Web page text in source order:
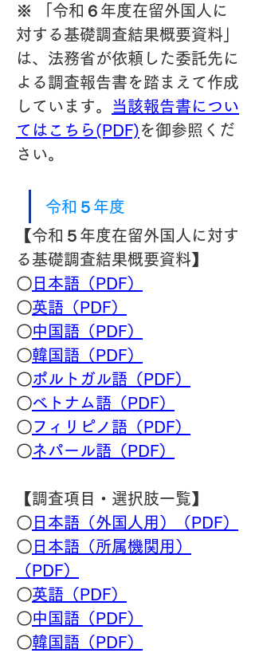
※ 「令和６年度在留外国人に
対する基礎調査結果概要資料」
は、法務省が依頼した委託先に
よる調査報告書を踏まえて作成
しています。 当該報告書につい
てはこちら(PDF) を御参照くだ
さい。
令和５年度
【令和５年度在留外国人に対す
る基礎調査結果概要資料】
〇 日本語（PDF）
〇英語（PDF）
〇中国語（PDF）
〇韓国語（PDF）
〇ポルトガル語（PDF）
〇ベトナム語（PDF）
〇フィリピノ語（PDF）
〇ネパール語（PDF）
【調査項目・選択肢一覧】
〇 日本語（外国人用）（PDF）
〇 日本語（所属機関用）
（PDF）
〇英語（PDF）
〇中国語（PDF）
〇韓国語（PDF）